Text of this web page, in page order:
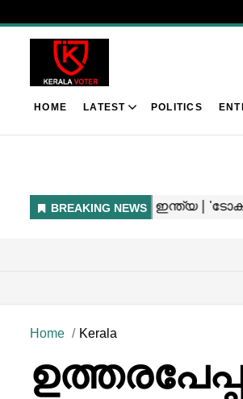
HOME LATEST POLITICS
Home Kerala